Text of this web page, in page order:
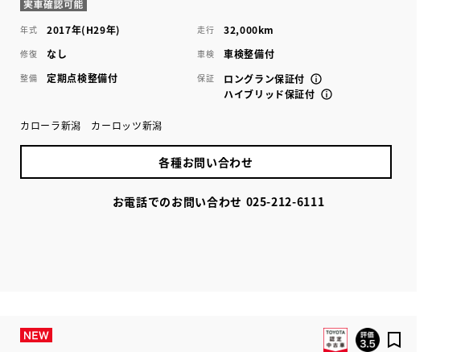
年式 2017年(H29年) 走行 32,000km
修復 なし 車検 車検整備付
整備 定期点検整備付 保証
ロングラン保証付
ハイブリッド保証付
カローラ新潟 カーロッツ新潟
各種お問い合わせ
お電話でのお問い合わせ 025-212-6111